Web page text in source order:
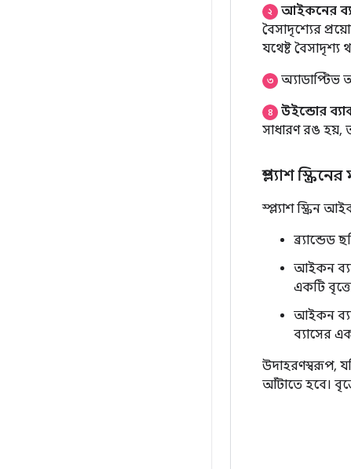
২ আইকনের
বৈসাদৃশ্যের
যথেষ্ট বৈসাদৃশ্য
৩ অ্যাডাপ্টিভ
৪ উইন্ডোর
সাধারণ রঙ হয়,
স্প্ল্যাশ স্ক্রিনের
স্প্ল্যাশ স্ক্রিন
আইকন
একটি
আইকন
ব্যাসের
উদাহরণস্বরূপ,
আঁটাতে হবে।